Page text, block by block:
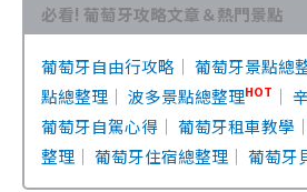
必看! 葡萄牙攻略文章＆熱門景點
葡萄牙自由行攻略 ｜ 葡萄牙景點總
點總整理 ｜ 波多景點總整理HOT ｜
葡萄牙自駕心得 ｜ 葡萄牙租車教學 ｜
整理 ｜ 葡萄牙住宿總整理 ｜ 葡萄牙